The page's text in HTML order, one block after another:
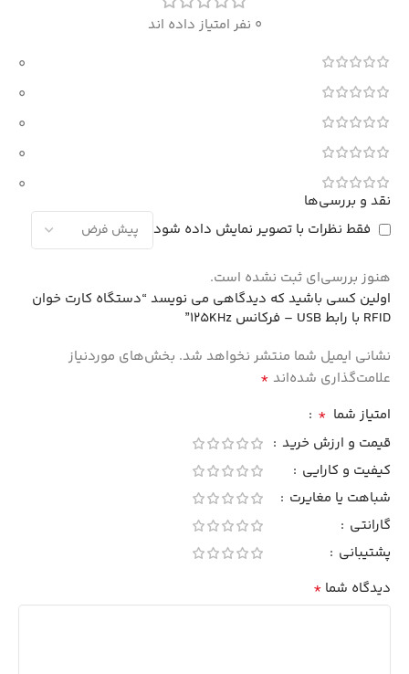
0 نفر امتیاز داده اند
0
0
0
0
0
نقد و بررسی‌ها
فقط نظرات با تصویر نمایش داده شود
هنوز بررسی‌ای ثبت نشده است.
اولین کسی باشید که دیدگاهی می نویسد “دستگاه کارت خوان
RFID با رابط USB – فرکانس 125KHz”
نشانی ایمیل شما منتشر نخواهد شد. بخش‌های موردنیاز
علامت‌گذاری شده‌اند *
امتیاز شما *
قیمت و ارزش خرید
کیفیت و کارایی
شباهت یا مغایرت
گارانتی
پشتیبانی
دیدگاه شما *